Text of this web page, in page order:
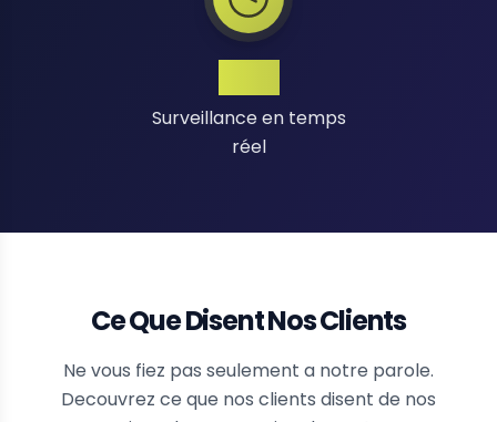
Surveillance en temps
réel
Ce Que Disent Nos Clients
Ne vous fiez pas seulement a notre parole.
Decouvrez ce que nos clients disent de nos